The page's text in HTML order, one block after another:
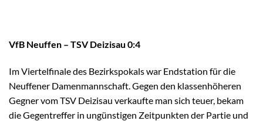
VfB Neuffen – TSV Deizisau 0:4
Im Viertelfinale des Bezirkspokals war Endstation für die
Neuffener Damenmannschaft. Gegen den klassenhöheren
Gegner vom TSV Deizisau verkaufte man sich teuer, bekam
die Gegentreffer in ungünstigen Zeitpunkten der Partie und